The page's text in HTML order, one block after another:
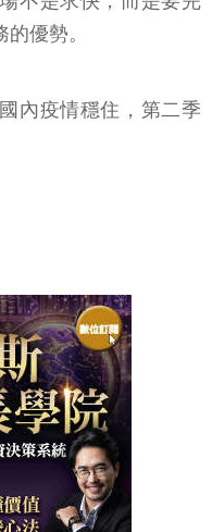
優勢。
內疫情穩住，第二季